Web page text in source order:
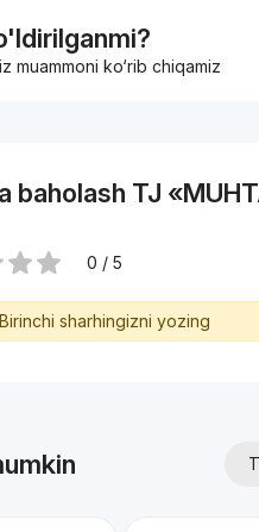
muammoni ko‘rib chiqamiz
baholash TJ
0 / 5
sharhingizni yozing